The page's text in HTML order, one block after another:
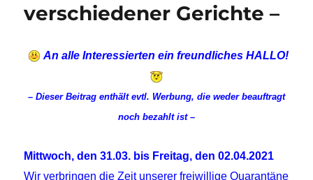
verschiedener Gerichte –
An alle Interessierten ein freundliches HALLO!
– Dieser Beitrag enthält evtl. Werbung, die weder beauftragt
noch bezahlt ist –
Mittwoch, den 31.03. bis Freitag, den 02.04.2021
Wir verbringen die Zeit unserer freiwilligeQuarantäne